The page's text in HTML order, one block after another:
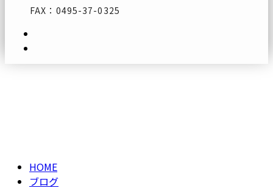
FAX：0495-37-0325
HOME
ブログ